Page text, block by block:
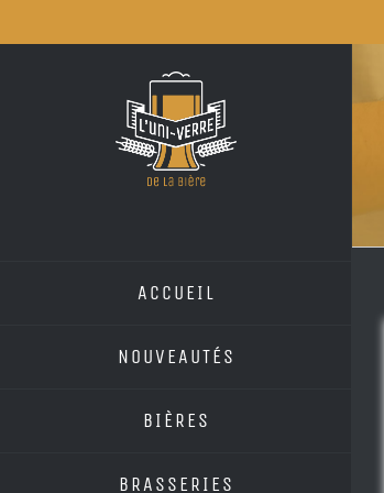
to
ACCUEIL
NOUVEAUTÉS
BIÈRES
BRASSERIES